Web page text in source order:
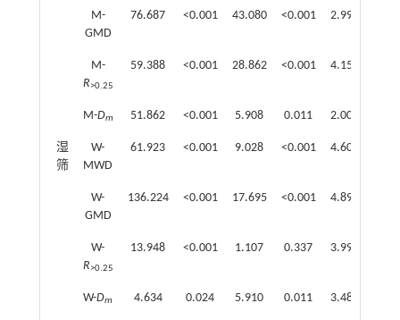
M-
GMD
76.687 <0.001 43.080 <0.001 2.991
M-
R>0.25
59.388 <0.001 28.862 <0.001 4.151
M-Dm 51.862 <0.001 5.908 0.011 2.006
湿
筛
W-
MWD
61.923 <0.001 9.028 <0.001 4.603
W-
GMD
136.224 <0.001 17.695 <0.001 4.890
W-
R>0.25
13.948 <0.001 1.107 0.337 3.995
W-Dm 4.634 0.024 5.910 0.011 3.485